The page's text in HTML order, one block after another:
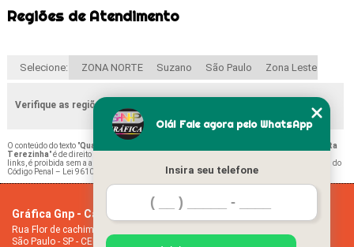
Regiões de Atendimento
Selecione: ZONA NORTE Suzano São Paulo Zona Leste
Verifique as regiões que atendemos
O conteúdo do texto "Quanto Custa Etiqueta para Alimentos Congelados Jardim Santa
Terezinha" é de direito reservado. Sua reprodução, parcial ou total, mesmo citando nossos
links, é proibida sem a autorização do autor. Crime de violação de direito autoral – artigo 184 do
Código Penal –
Lei 9610/98 - Lei de direitos autorais.
Gráfica Gnp - Cartão de visita
Rua Flor de cachimbo, 274 - Jardim Santana
São Paulo - SP - CEP: 08050-040
Olá! Fale agora pelo WhatsApp
Insira seu telefone